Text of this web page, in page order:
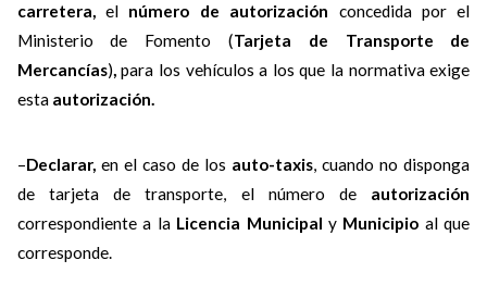
carretera,el número de autorización concedida por el
Ministerio de Fomento (Tarjeta de Transporte de
Mercancías),para los vehículos a los que la normativa exige
esta autorización.
–Declarar,en el caso de los auto-taxis, cuando no disponga
de tarjeta de transporte, el número de autorización
correspondiente a la Licencia Municipal y Municipio al que
corresponde.